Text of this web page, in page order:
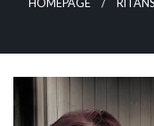
HOMEPAGE